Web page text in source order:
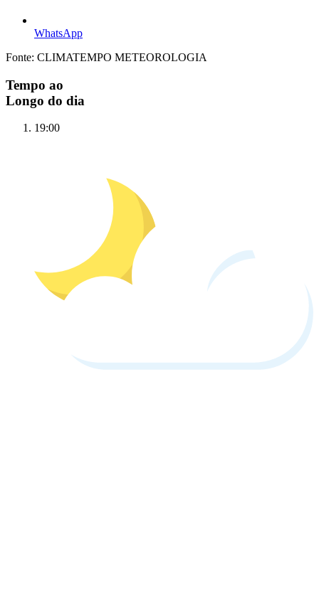
WhatsApp
Fonte: CLIMATEMPO METEOROLOGIA
Tempo ao
Longo do dia
19:00